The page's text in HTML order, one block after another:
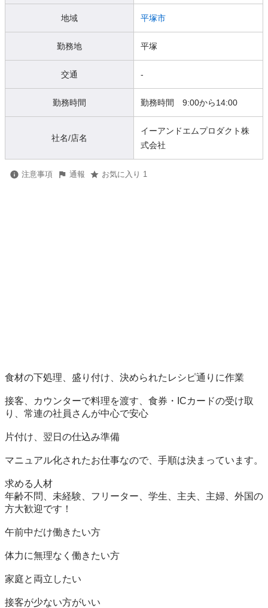
地域 平塚市
勤務地 平塚
交通 -
勤務時間 勤務時間 9:00から14:00
社名/店名
イーアンドエムプロダクト株
式会社
注意事項 通報 お気に入り 1
食材の下処理、盛り付け、決められたレシピ通りに作業
接客、カウンターで料理を渡す、食券・ICカードの受け取
り、常連の社員さんが中心で安心
片付け、翌日の仕込み準備
マニュアル化されたお仕事なので、手順は決まっています。
求める人材
年齢不問、未経験、フリーター、学生、主夫、主婦、外国の
方大歓迎です！
午前中だけ働きたい方
体力に無理なく働きたい方
家庭と両立したい
接客が少ない方がいい